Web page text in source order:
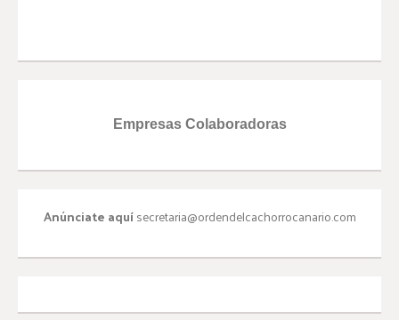
Empresas Colaboradoras
Anúnciate aquísecretaria@ordendelcachorrocanario.com